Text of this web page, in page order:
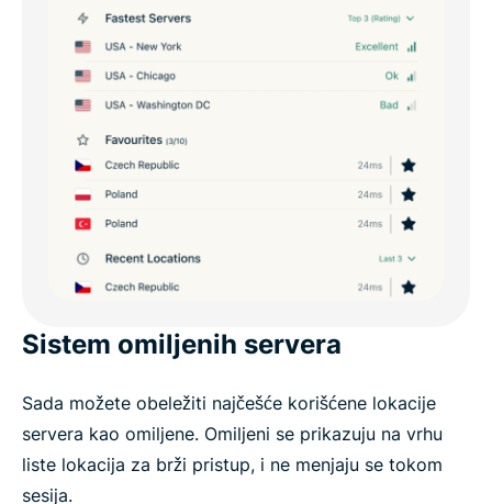
Sistem omiljenih servera
Sada možete obeležiti najčešće korišćene lokacije
servera kao omiljene. Omiljeni se prikazuju na vrhu
liste lokacija za brži pristup, i ne menjaju se tokom
sesija.